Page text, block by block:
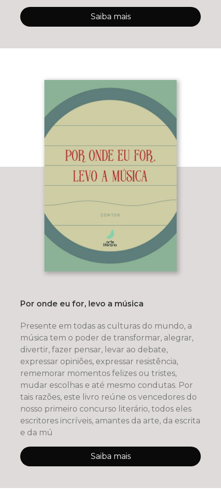
Saiba mais
Por onde eu for, levo a música
Presente em todas as culturas do mundo, a
música tem o poder de transformar, alegrar,
divertir, fazer pensar, levar ao debate,
expressar opiniões, expressar resistência,
rememorar momentos felizes ou tristes,
mudar escolhas e até mesmo condutas. Por
tais razões, este livro reúne os vencedores do
nosso primeiro concurso literário, todos eles
escritores incríveis, amantes da arte, da escrita
e da mú
Saiba mais